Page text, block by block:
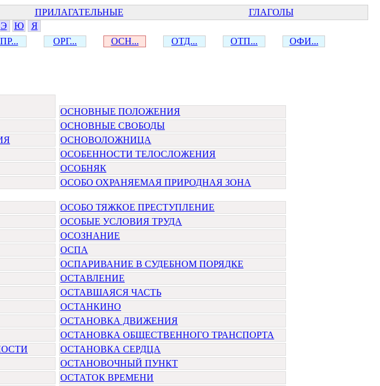
ПРИЛАГАТЕЛЬНЫЕ
ГЛАГОЛЫ
Э Ю
Я
ОРГ... ОСН... ОТД... ОТП...
ОФИ...
ОСНОВНЫЕ ПОЛОЖЕНИЯ
ОСНОВНЫЕ СВОБОДЫ
ОСНОВОЛОЖНИЦА
ОСОБЕННОСТИ ТЕЛОСЛОЖЕНИЯ
ОСОБНЯК
ОСОБО ОХРАНЯЕМАЯ ПРИРОДНАЯ ЗОНА
ОСОБО ТЯЖКОЕ ПРЕСТУПЛЕНИЕ
ОСОБЫЕ УСЛОВИЯ ТРУДА
ОСОЗНАНИЕ
ОСПА
ОСПАРИВАНИЕ В СУДЕБНОМ ПОРЯДКЕ
ОСТАВЛЕНИЕ
ОСТАВШАЯСЯ ЧАСТЬ
ОСТАНКИНО
ОСТАНОВКА ДВИЖЕНИЯ
ОСТАНОВКА ОБЩЕСТВЕННОГО ТРАНСПОРТА
ОСТАНОВКА СЕРДЦА
ОСТАНОВОЧНЫЙ ПУНКТ
ОСТАТОК ВРЕМЕНИ